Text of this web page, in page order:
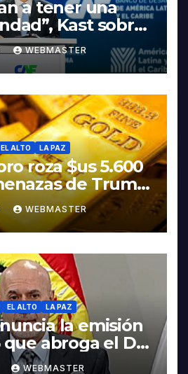
a tener una
Kast sobre
presidente
WEBMASTER
EL ALTO LA PAZ
roza $us 5.600
de Trump
WEBMASTER
EL ALTO LA PAZ
la emisión
que abroga el DS
WEBMASTER